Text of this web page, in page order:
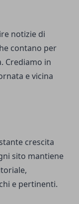
notizie di
contano per
Crediamo in
e vicina
crescita
sito mantiene
e pertinenti.